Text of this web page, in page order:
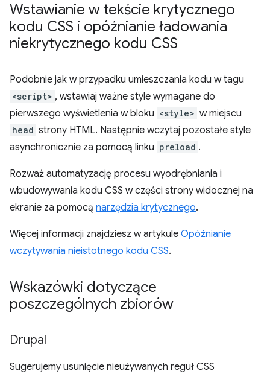
Wstawianie w tekście krytycznego
kodu CSS i opóźnianie ładowania
niekrytycznego kodu CSS
Podobnie jak w przypadku umieszczania kodu w tagu
<script> , wstawiaj ważne style wymagane do
pierwszego wyświetlenia w bloku <style> w miejscu
head strony HTML. Następnie wczytaj pozostałe style
asynchronicznie za pomocą linku preload .
Rozważ automatyzację procesu wyodrębniania i
wbudowywania kodu CSS w części strony widocznej na
ekranie za pomocą narzędzia krytycznego.
Więcej informacji znajdziesz w artykule Opóźnianie
wczytywania nieistotnego kodu CSS.
Wskazówki dotyczące
poszczególnych zbiorów
Drupal
Sugerujemy usunięcie nieużywanych reguł CSS